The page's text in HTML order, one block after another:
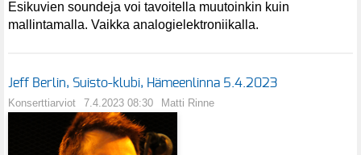
Esikuvien soundeja voi tavoitella muutoinkin kuin
mallintamalla. Vaikka analogielektroniikalla.
Jeff Berlin, Suisto-klubi, Hämeenlinna 5.4.2023
Konserttiarviot 7.4.2023 08:30 Matti Rinne